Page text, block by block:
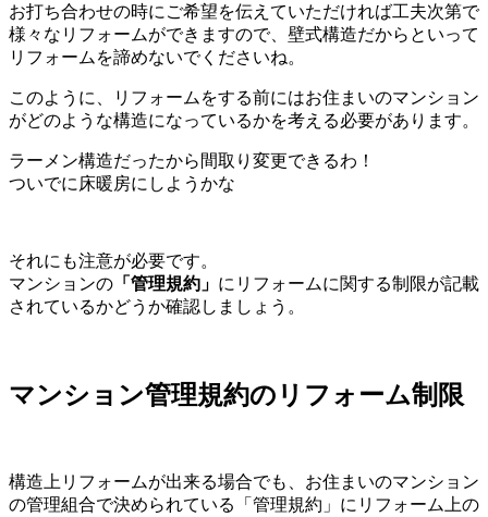
お打ち合わせの時にご希望を伝えていただければ工夫次第で
様々なリフォームができますので、壁式構造だからといって
リフォームを諦めないでくださいね。
このように、リフォームをする前にはお住まいのマンション
がどのような構造になっているかを考える必要があります。
ラーメン構造だったから間取り変更できるわ！
ついでに床暖房にしようかな
それにも注意が必要です。
マンションの 「管理規約」 にリフォームに関する制限が記載
されているかどうか確認しましょう。
マンション管理規約のリフォーム制限
構造上リフォームが出来る場合でも、お住まいのマンション
の管理組合で決められている「管理規約」にリフォーム上の